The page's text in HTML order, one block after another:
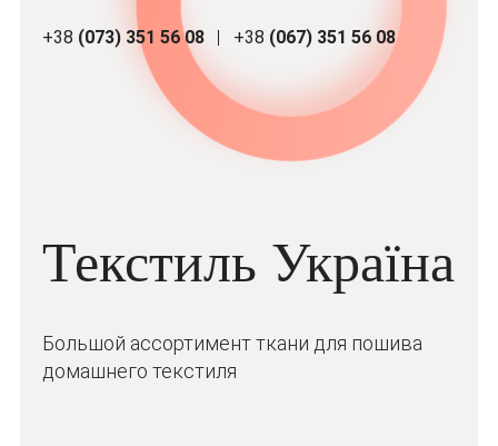
+38 (073) 351 56 08 +38 (067) 351 56 08
Текстиль Україна
Большой ассортимент ткани для пошива
домашнего текстиля